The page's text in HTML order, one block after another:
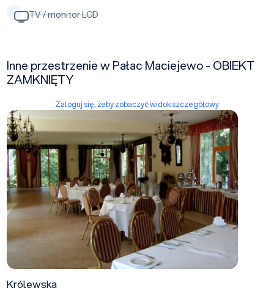
TV / monitor LCD
Inne przestrzenie w Pałac Maciejewo - OBIEKT
ZAMKNIĘTY
Zaloguj się, żeby zobaczyć widok szczegółowy
Królewska
Królewska